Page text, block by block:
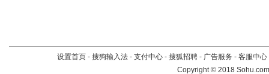
设置首页 - 搜狗输入法 - 支付中心 - 搜狐招聘 - 广告服务 - 客服中心
Copyright©2018